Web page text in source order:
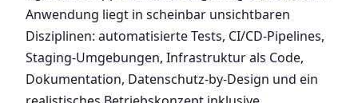
Anwendung liegt in scheinbar unsichtbaren
Disziplinen: automatisierte Tests, CI/CD-Pipelines,
Staging-Umgebungen, Infrastruktur als Code,
Dokumentation, Datenschutz-by-Design und ein